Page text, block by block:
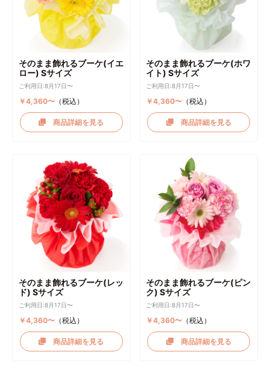
そのまま飾れるブーケ(イエ
ロー) Sサイズ
ご利用日:8月17日〜
￥4,360〜（税込）
商品詳細を見る
そのまま飾れるブーケ(ホワ
イト) Sサイズ
ご利用日:8月17日〜
￥4,360〜 （税込）
商品詳細を見る
そのまま飾れるブーケ(レッ
ド) Sサイズ
ご利用日:8月17日〜
￥4,360〜（税込）
商品詳細を見る
そのまま飾れるブーケ(ピン
ク) Sサイズ
ご利用日:8月17日〜
￥4,360〜 （税込）
商品詳細を見る